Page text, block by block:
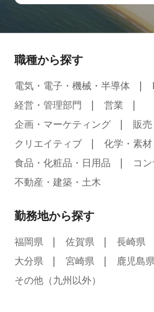
職種から探す
電気・電子・機械・半導体
経営・管理部門
営業
企画・マーケティング
販
クリエイティブ
化学・素
食品・化粧品・日用品
コ
不動産・建築・土木
勤務地から探す
福岡県 佐賀県 長崎県
大分県
宮崎県 鹿児島県
その他（九州以外）